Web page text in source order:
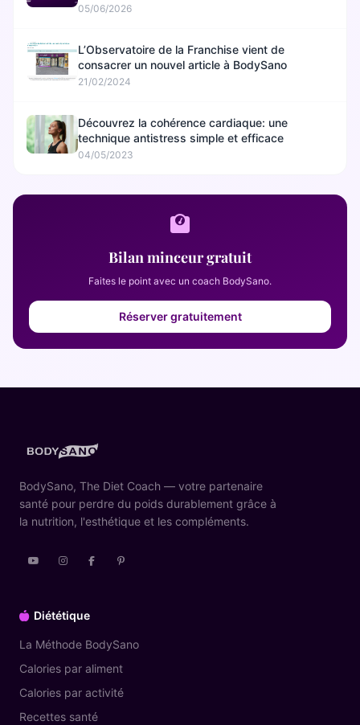
05/06/2026
L’Observatoire de la Franchise vient de
consacrer un nouvel article à BodySano
21/02/2024
Découvrez la cohérence cardiaque: une
technique antistress simple et efficace
04/05/2023
Bilan minceur gratuit
Faites le point avec un coach BodySano.
Réserver gratuitement
BodySano, The Diet Coach — votre partenaire
santé pour perdre du poids durablement grâce à
la nutrition, l'esthétique et les compléments.
Diététique
La Méthode BodySano
Calories par aliment
Calories par activité
Recettes santé